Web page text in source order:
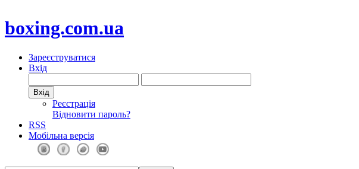
boxing.com.ua
Зареєструватися
Вхід
Реєстрація
Відновити пароль?
RSS
Мобільна версія